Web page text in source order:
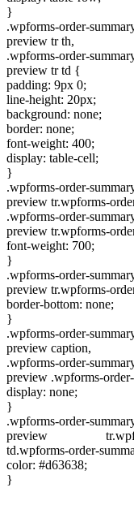
}
.wpforms-order-
preview tr th,
.wpforms-order-
preview tr td {
padding: 9px 0;
line-height: 20px;
background: none;
border: none;
font-weight: 400;
display: table-cell;
}
.wpforms-order-
preview tr.wpforms-
.wpforms-order-
preview tr.wpforms-
font-weight: 700;
}
.wpforms-order-
preview tr.wpforms-
border-bottom: none;
}
.wpforms-order-
preview caption,
.wpforms-order-
preview .wpforms-
display: none;
}
.wpforms-order-
preview tr.wpforms-
td.wpforms-order-
color: #d63638;
}